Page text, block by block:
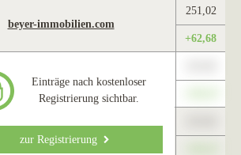
beyer-immobilien.com
251,02
+62,68
www.maklercharts.de
Einträge nach kostenloser
Registrierung sichtbar.
zur Registrierung
www.maklercharts.de